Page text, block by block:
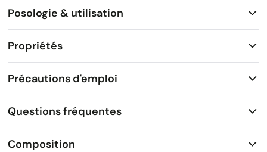
Posologie & utilisation
Propriétés
Précautions d'emploi
Questions fréquentes
Composition